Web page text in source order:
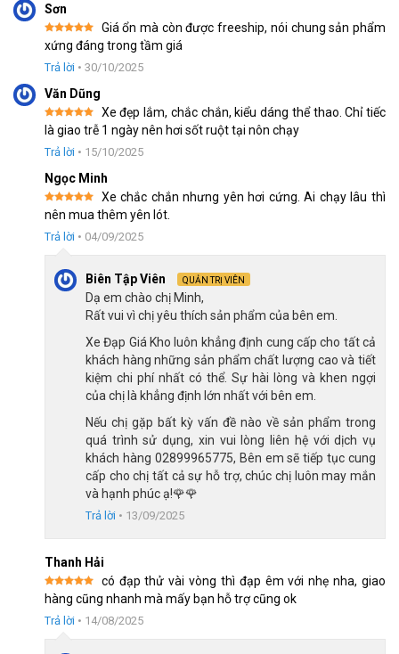
Tay đề Index HEKD80
nhẹ, sang số nhanh và chính xác.
Gạt đĩa SR SUNRUN
người dùng lên hoặc xuống dốc dễ dàng hơn.
Gạt líp INDEX HEM50có khả năng phản hồi tốt, hạn chế
độ trễ khi sang số.
phù hợp với nhu cầu thay đổi lực đạp liên tục.
Gạt líp INDEX HEM50 giúp sang số nhanh
tốc độ mượt mà, tối ưu hiệu suất vận hành dù là trên đường
bằng, đoạn dốc hay đường gồ ghề nhẹ. Đây là lựa chọn lý tưởng
cho những ai muốn tập luyện thể thao hiệu quả mà không cần
Sơn
Được xếp
hạng5 5
sao
Giá ổn mà còn được freeship, nói chung sản phẩm
xứng đáng trong tầm giá
Trả lời • 30/10/2025
Văn Dũng
Được xếp
hạng55
sao
Xe đẹp lắm, chắc chắn, kiểu dáng thể thao. Chỉ tiếc
là giao trễ 1 ngày nên hơi sốt ruột tại nôn chạy
Trả lời • 15/10/2025
Ngọc Minh
Được xếp
hạng 5 5
sao
Xe chắc chắn nhưng yên hơi cứng. Ai chạy lâu thì
nên mua thêm yên lót.
Trả lời • 04/09/2025
Biên Tập Viên QUẢN TRỊ VIÊN
Dạ em chào chị Minh,
Rất vui vì chị yêu thích sản phẩm của bên em.
Xe Đạp Giá Kho luôn khẳng định cung cấp cho tất cả
khách hàng những sản phẩm chất lượng cao và tiết
kiệm chi phí nhất có thể. Sự hài lòng và khen ngợi
của chị là khẳng định lớn nhất với bên em.
Nếu chị gặp bất kỳ vấn đề nào về sản phẩm trong
quá trình sử dụng, xin vui lòng liên hệ với dịch vụ
khách hàng 02899965775, Bên em sẽ tiếp tục cung
cấp cho chị tất cả sự hỗ trợ, chúc chị luôn may mắn
và hạnh phúc ạ!🌹🌹
Trả lời • 13/09/2025
Thanh Hải
Được xếp
hạng5 5
sao
có đạp thử vài vòng thì đạp êm với nhẹ nha, giao
hàng cũng nhanh mà mấy bạn hỗ trợ cũng ok
Trả lời • 14/08/2025